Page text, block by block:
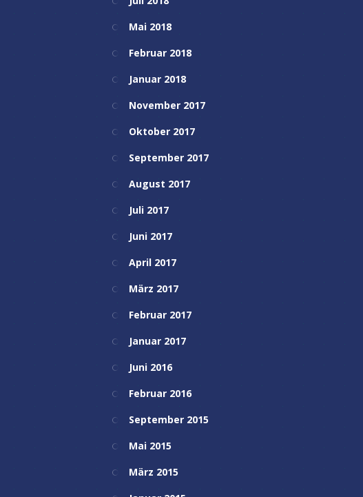
Mai 2018
Februar 2018
Januar 2018
November 2017
Oktober 2017
September 2017
August 2017
Juli 2017
Juni 2017
April 2017
März 2017
Februar 2017
Januar 2017
Juni 2016
Februar 2016
September 2015
Mai 2015
März 2015